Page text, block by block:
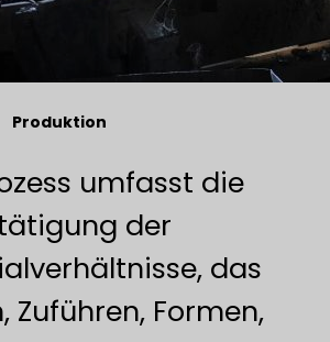
Produktion
umfasst die
der
das
Zuführen, Formen,